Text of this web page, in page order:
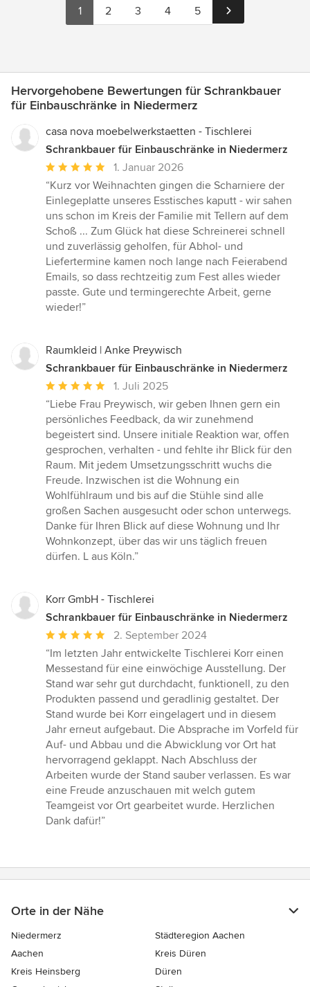
1 2 3 4 5
Hervorgehobene Bewertungen für Schrankbauer
für Einbauschränke in Niedermerz
casa nova moebelwerkstaetten - Tischlerei
Schrankbauer für Einbauschränke in Niedermerz
Durchschnittliche
Bewertung:
5
von
5
Sternen
1. Januar 2026
“Kurz vor Weihnachten gingen die Scharniere der
Einlegeplatte unseres Esstisches kaputt - wir sahen
uns schon im Kreis der Familie mit Tellern auf dem
Schoß ... Zum Glück hat diese Schreinerei schnell
und zuverlässig geholfen, für Abhol- und
Liefertermine kamen noch lange nach Feierabend
Emails, so dass rechtzeitig zum Fest alles wieder
passte. Gute und termingerechte Arbeit, gerne
wieder!”
Raumkleid | Anke Preywisch
Schrankbauer für Einbauschränke in Niedermerz
Durchschnittliche
Bewertung:
5
von
5
Sternen
1. Juli 2025
“Liebe Frau Preywisch, wir geben Ihnen gern ein
persönliches Feedback, da wir zunehmend
begeistert sind. Unsere initiale Reaktion war, offen
gesprochen, verhalten - und fehlte ihr Blick für den
Raum. Mit jedem Umsetzungsschritt wuchs die
Freude. Inzwischen ist die Wohnung ein
Wohlfühlraum und bis auf die Stühle sind alle
großen Sachen ausgesucht oder schon unterwegs.
Danke für Ihren Blick auf diese Wohnung und Ihr
Wohnkonzept, über das wir uns täglich freuen
dürfen. L aus Köln.”
Korr GmbH - Tischlerei
Schrankbauer für Einbauschränke in Niedermerz
Durchschnittliche
Bewertung:
5
von
5
Sternen
2. September 2024
“Im letzten Jahr entwickelte Tischlerei Korr einen
Messestand für eine einwöchige Ausstellung. Der
Stand war sehr gut durchdacht, funktionell, zu den
Produkten passend und geradlinig gestaltet. Der
Stand wurde bei Korr eingelagert und in diesem
Jahr erneut aufgebaut. Die Absprache im Vorfeld für
Auf- und Abbau und die Abwicklung vor Ort hat
hervorragend geklappt. Nach Abschluss der
Arbeiten wurde der Stand sauber verlassen. Es war
eine Freude anzuschauen mit welch gutem
Teamgeist vor Ort gearbeitet wurde. Herzlichen
Dank dafür!”
Orte in der Nähe
Niedermerz
Städteregion Aachen
Aachen
Kreis Düren
Kreis Heinsberg
Düren